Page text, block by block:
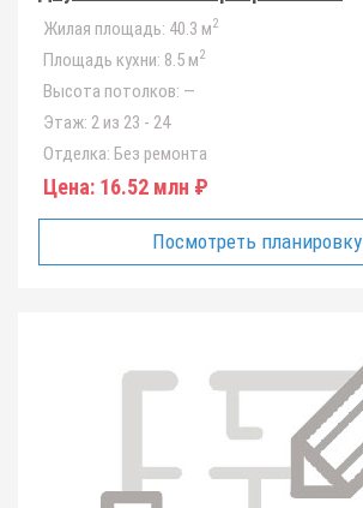
Жилая площадь: 40.3 м2
Площадь кухни: 8.5 м2
Высота потолков: —
Этаж: 2 из 23 - 24
Отделка: Без ремонта
Цена: 16.52 млн ₽
Посмотреть планировку